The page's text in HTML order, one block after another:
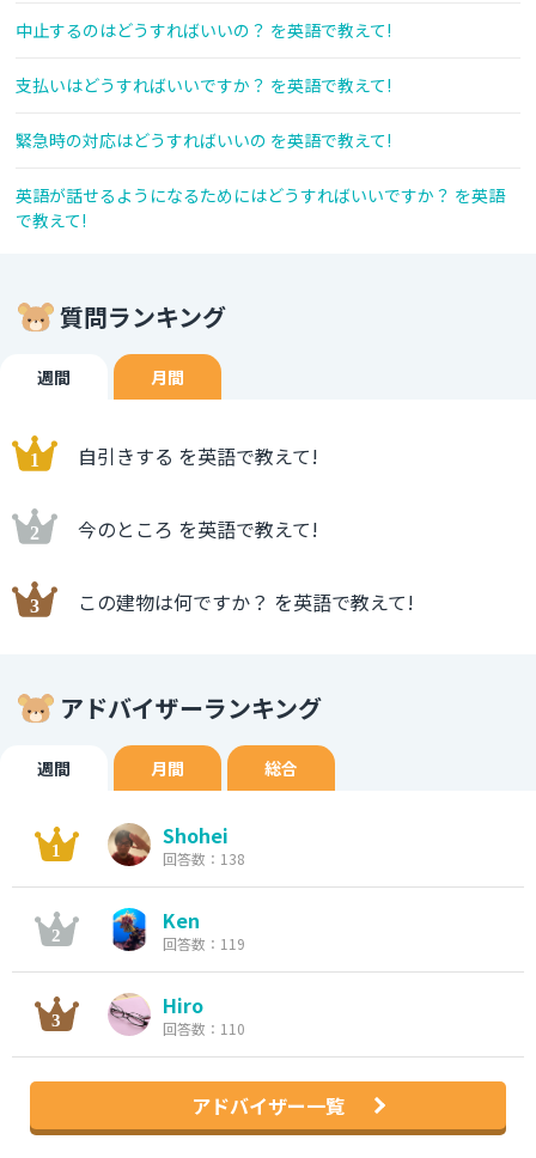
中止するのはどうすればいいの？ を英語で教えて!
支払いはどうすればいいですか？ を英語で教えて!
緊急時の対応はどうすればいいの を英語で教えて!
英語が話せるようになるためにはどうすればいいですか？ を英語
で教えて!
質問ランキング
週間 月間
自引きする を英語で教えて!
今のところ を英語で教えて!
この建物は何ですか？ を英語で教えて!
アドバイザーランキング
週間 月間 総合
Shohei
回答数：138
Ken
回答数：119
Hiro
回答数：110
アドバイザー一覧